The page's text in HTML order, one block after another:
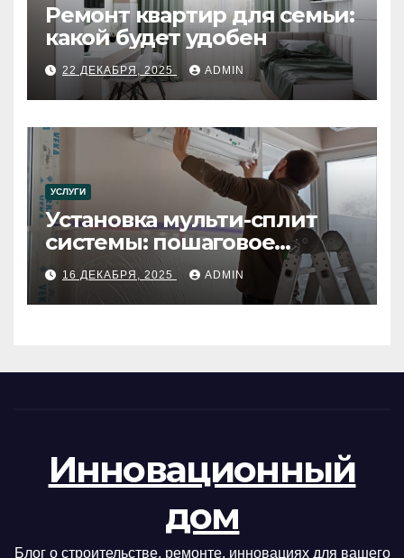
Ремонт квартир для семьи:
какой будет удобен
22 ДЕКАБРЯ, 2025 ADMIN
УСЛУГИ
Установка мульти-сплит
системы: пошаговое
руководство
16 ДЕКАБРЯ, 2025 ADMIN
Инновационный
дом
Блог о строительстве, ремонте, инновациях для вашего